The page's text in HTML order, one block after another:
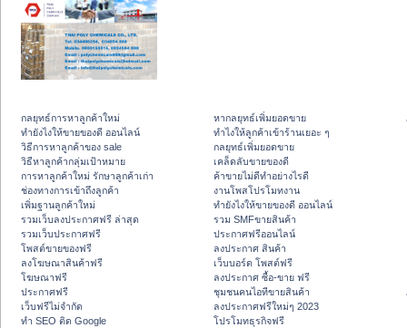
กลยุทธ์การหาลูกค้าใหม่
ทํายังไงให้ขายของดี ออนไลน์
วิธีการหาลูกค้าของ sale
วิธีหาลูกค้ากลุ่มเป้าหมาย
การหาลูกค้าใหม่ รักษาลูกค้าเก่า
ช่องทางการเข้าถึงลูกค้า
เพิ่มฐานลูกค้าใหม่
รวมเว็บลงประกาศฟรี ล่าสุด
รวมเว็บประกาศฟรี
โพสต์ขายของฟรี
ลงโฆษณาสินค้าฟรี
โฆษณาฟรี
ประกาศฟรี
เว็บฟรีไม่จำกัด
ทำ SEO ติด Google
หากลยุทธ์เพิ่มยอดขาย
ทําไงให้ลูกค้าเข้าร้านเยอะ ๆ
กลยุทธ์เพิ่มยอดขาย
เคล็ดลับขายของดี
ค้าขายไม่ดีทำอย่างไรดี
งานโพสโปรโมทงาน
ทํายังไงให้ขายของดี ออนไลน์
รวม SMFขายสินค้า
ประกาศฟรีออนไลน์
ลงประกาศ สินค้า
เว็บบอร์ด โพสต์ฟรี
ลงประกาศ ซื้อ-ขาย ฟรี
ชุมชนคนไอทีขายสินค้า
ลงประกาศฟรีใหม่ๆ 2023
โปรโมทธุรกิจฟรี